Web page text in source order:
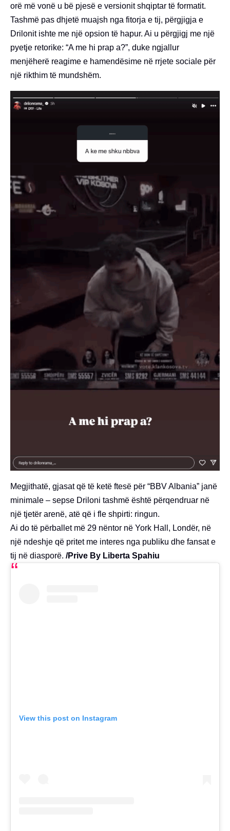
orë më vonë u bë pjesë e versionit shqiptar të formatit.
Tashmë pas dhjetë muajsh nga fitorja e tij, përgjigja e
Drilonit ishte me një opsion të hapur. Ai u përgjigj me një
pyetje retorike: “A me hi prap a?”, duke ngjallur
menjëherë reagime e hamendësime në rrjete sociale për
një rikthim të mundshëm.
Megjithatë, gjasat që të ketë ftesë për “BBV Albania” janë
minimale – sepse Driloni tashmë është përqendruar në
një tjetër arenë, atë që i fle shpirti: ringun.
Ai do të përballet më 29 nëntor në York Hall, Londër, në
një ndeshje që pritet me interes nga publiku dhe fansat e
tij në diasporë. /Prive By Liberta Spahiu
View this post on Instagram